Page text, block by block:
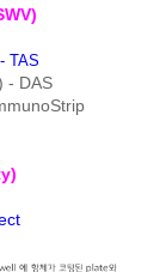
TAS
- DAS